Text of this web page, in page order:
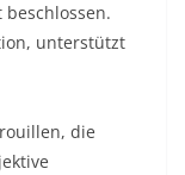
unterstützt
die